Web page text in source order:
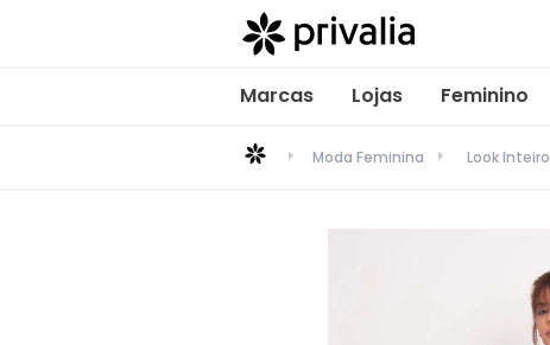
Marcas Lojas Feminino
Moda Feminina Look Inteiro